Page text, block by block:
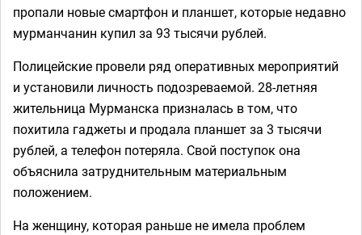
пропали новые смартфон и планшет, которые недавно
мурманчанин купил за 93 тысячи рублей.
Полицейские провели ряд оперативных мероприятий
и установили личность подозреваемой. 28-летняя
жительница Мурманска призналась в том, что
похитила гаджеты и продала планшет за 3 тысячи
рублей, а телефон потеряла. Свой поступок она
объяснила затруднительным материальным
положением.
На женщину, которая раньше не имела проблем